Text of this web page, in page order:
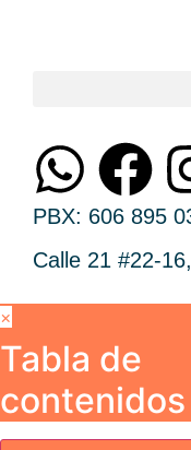
PBX: 606 895
Calle 21 #22-
×
Tabla de
contenidos